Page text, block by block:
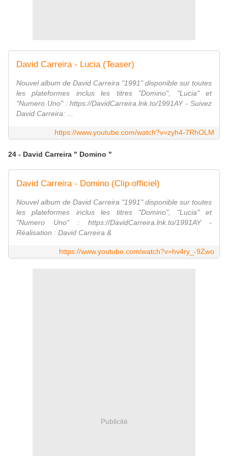
David Carreira - Lucia (Teaser)
Nouvel album de David Carreira "1991" disponible sur toutes
les plateformes inclus les titres "Domino", "Lucia" et
"Numero Uno" : https://DavidCarreira.lnk.to/1991AY - Suivez
David Carreira: ...
https://www.youtube.com/watch?v=zyh4-7RhOLM
24 - David Carreira " Domino "
David Carreira - Domino (Clip officiel)
Nouvel album de David Carreira "1991" disponible sur toutes
les plateformes inclus les titres "Domino", "Lucia" et
"Numero Uno" : https://DavidCarreira.lnk.to/1991AY -
Réalisation : David Carreira &
https://www.youtube.com/watch?v=hv4ry_-9Zwo
Publicité